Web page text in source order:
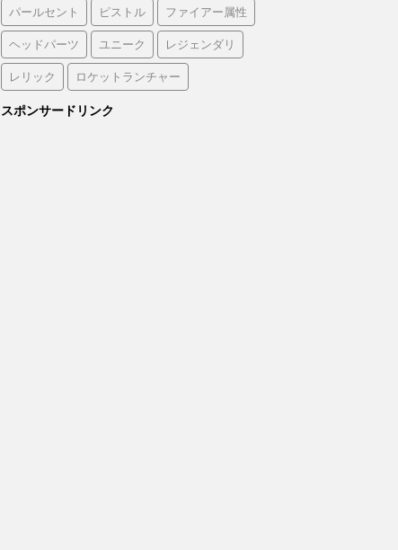
パールセント ピストル ファイアー属性
ヘッドパーツ ユニーク レジェンダリ
レリック ロケットランチャー
スポンサードリンク